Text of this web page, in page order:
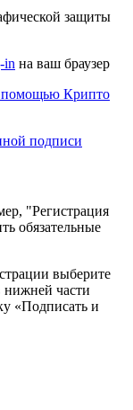
защиты
in на ваш браузер
помощью Крипто
подписи
"Регистрация
обязательные
выберите
нижней части
«Подписать и